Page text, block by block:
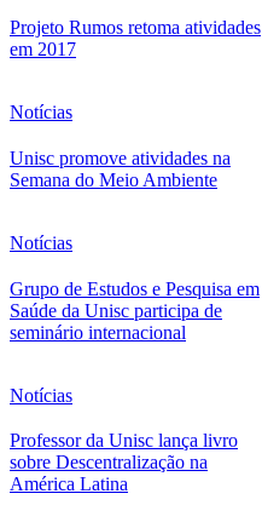
Projeto Rumos retoma atividades
em 2017
Notícias
Unisc promove atividades na
Semana do Meio Ambiente
Notícias
Grupo de Estudos e Pesquisa em
Saúde da Unisc participa de
seminário internacional
Notícias
Professor da Unisc lança livro
sobre Descentralização na
América Latina